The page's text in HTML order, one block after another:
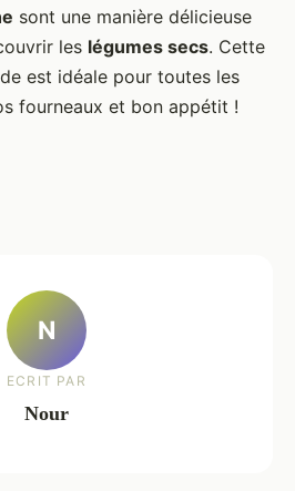
sont une manière délicieuse
les légumes secs. Cette
est idéale pour toutes les
fourneaux et bon appétit !
N
ECRIT PAR
Nour